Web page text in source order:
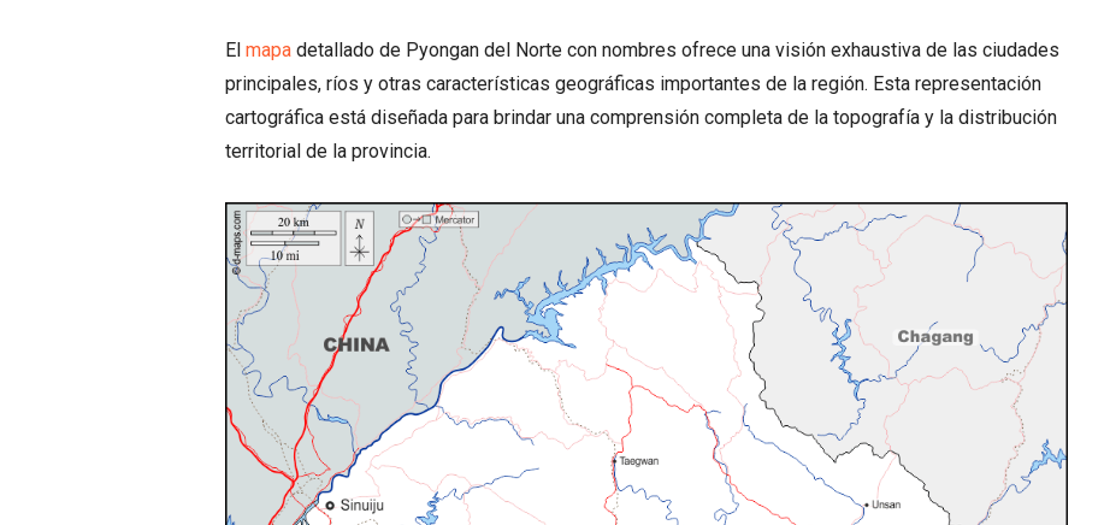
El mapa detallado de Pyongan del Norte con nombres ofrece una visión exhaustiva de las ciudades
principales, ríos y otras características geográficas importantes de la región. Esta representación
cartográfica está diseñada para brindar una comprensión completa de la topografía y la distribución
territorial de la provincia.